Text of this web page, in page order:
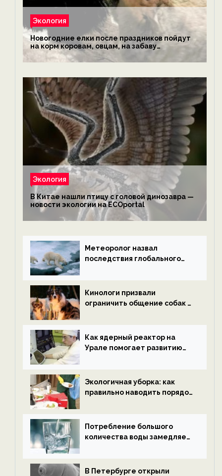
Экология
Новогодние елки после праздников пойдут
на корм коровам, овцам, на забаву
обезьянам, львам и леопардам — новости
экологии на ECOportal
Экология
В Китае нашли птицу с головой динозавра —
новости экологии на ECOportal
Метеоролог назвал
последствия глобального
ECOportal
Кинологи призвали
ограничить общение собак с
ECOportal
Как ядерный реактор на
Урале помогает развитию
ECOportal
Экологичная уборка: как
правильно наводить порядок
Потребление большого
количества воды замедляет
В Петербурге открыли